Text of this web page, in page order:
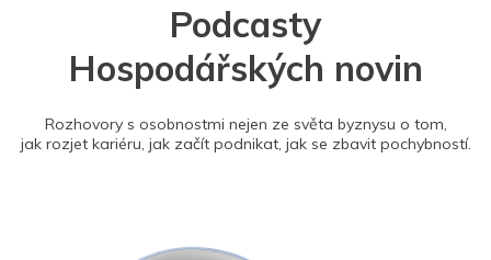
Podcasty
Hospodářských novin
Rozhovory s osobnostmi nejen ze světa byznysu o tom,
jak rozjet kariéru, jak začít podnikat, jak se zbavit pochybností.